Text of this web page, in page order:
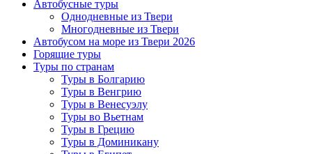
Автобусные туры
Однодневные из Твери
Многодневные из Твери
Автобусом на море из Твери 2026
Горящие туры
Туры по странам
Туры в Болгарию
Туры в Венгрию
Туры в Венесуэлу
Туры во Вьетнам
Туры в Грецию
Туры в Доминикану